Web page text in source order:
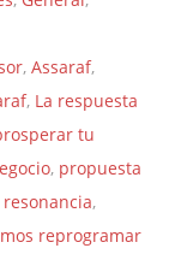
,Assaraf,
, La respuesta
tu
, propuesta
resonancia,
reprogramar